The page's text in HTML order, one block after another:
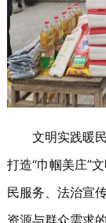
文明实践暖
打造“巾帼美庄”
民服务、法治宣
资源与群众需求